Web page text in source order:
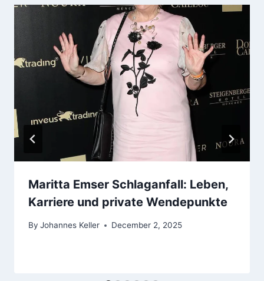
Maritta Emser Schlaganfall: Leben,
Karriere und private Wendepunkte
By Johannes Keller December 2, 2025